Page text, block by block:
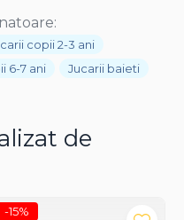
copii 2-3 ani
6-7 ani Jucarii baieti
de
-15%